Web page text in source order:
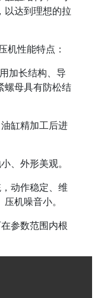
以达到理想的拉
机性能特点：
加长结构、导
螺母具有防松结
缸精加工后进
、外形美观。
动作稳定、维
机噪音小。
参数范围内根